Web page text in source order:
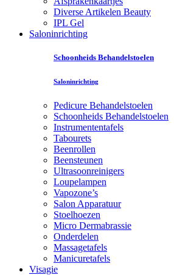
Diverse Artikelen Beauty
IPL Gel
Saloninrichting
Schoonheids Behandelstoelen
Saloninrichting
Pedicure Behandelstoelen
Schoonheids Behandelstoelen
Instrumententafels
Tabourets
Beenrollen
Beensteunen
Ultrasoonreinigers
Loupelampen
Vapozone’s
Salon Apparatuur
Stoelhoezen
Micro Dermabrassie
Onderdelen
Massagetafels
Manicuretafels
Visagie